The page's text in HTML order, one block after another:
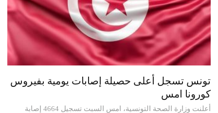
تونس تسجل أعلى حصيلة إصابات يومية بفيروس
كورونا امس
أعلنت وزارة الصحة التونسية، امس السبت تسجيل 4664 إصابة